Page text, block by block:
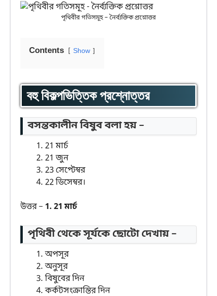
পৃথিবীর গতিসমূহ – নৈর্ব্যক্তিক প্রশ্নোত্তর
Contents Show
বহু বিকল্পভিত্তিক প্রশ্নোত্তর
বসন্তকালীন বিষুব বলা হয় –
21 মার্চ
21 জুন
23 সেপ্টেম্বর
22 ডিসেম্বর।
উত্তর – 1. 21 মার্চ
পৃথিবী থেকে সূর্যকে ছোটো দেখায় –
অপসূর
অনুসূর
বিষুবের দিন
কর্কটসংক্রান্তির দিন